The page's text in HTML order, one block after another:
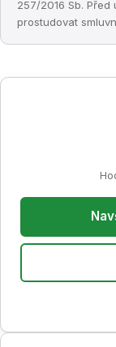
257/2016 Sb.
prostudovat